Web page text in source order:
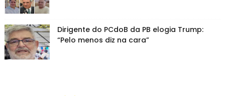
Dirigente do PCdoB da PB elogia Trump:
“Pelo menos diz na cara”